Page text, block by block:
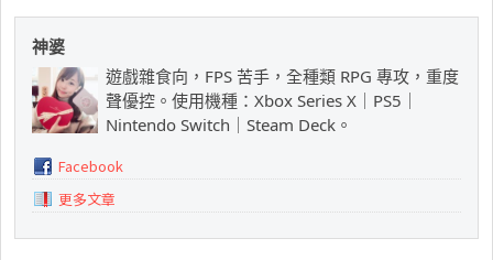
神婆
遊戲雜食向，FPS 苦手，全種類 RPG 專攻，重度
聲優控。使用機種：Xbox Series X｜PS5｜
Nintendo Switch｜Steam Deck。
Facebook
更多文章